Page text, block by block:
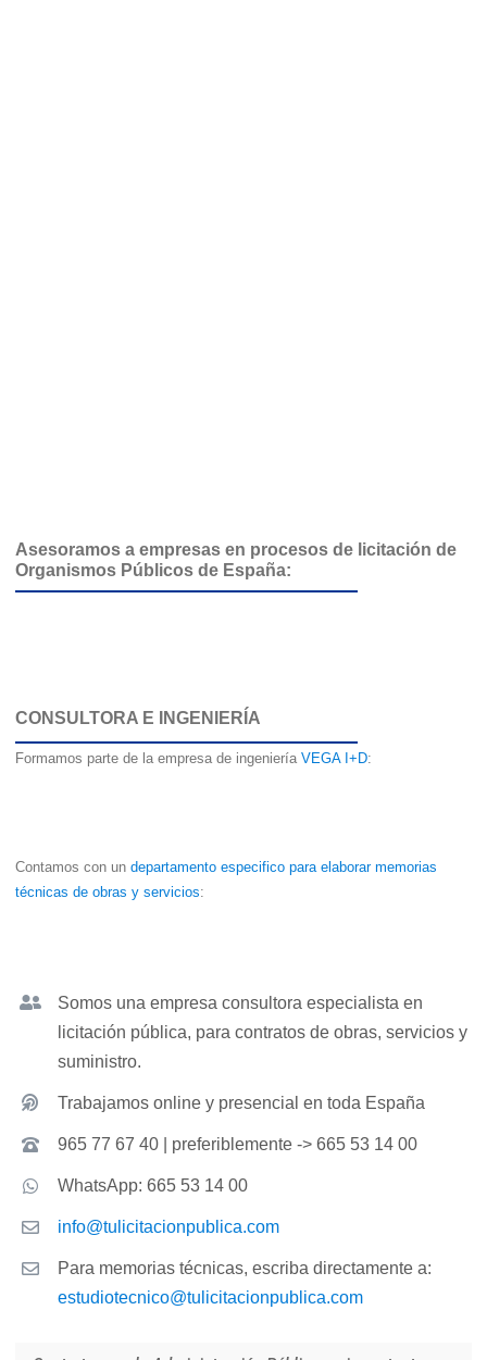
Asesoramos a empresas en procesos de licitación de
Organismos Públicos de España:
CONSULTORA E INGENIERÍA
Formamos parte de la empresa de ingenieríaVEGA I+D:
Contamos con undepartamento especifico para elaborar memorias
técnicas de obras y servicios:
Somos una empresa consultora especialista en
licitación pública, para contratos de obras, servicios y
suministro.
Trabajamos online y presencial en toda España
965 77 67 40 | preferiblemente -> 665 53 14 00
WhatsApp: 665 53 14 00
info@tulicitacionpublica.com
Para memorias técnicas, escriba directamente a:
estudiotecnico@tulicitacionpublica.com